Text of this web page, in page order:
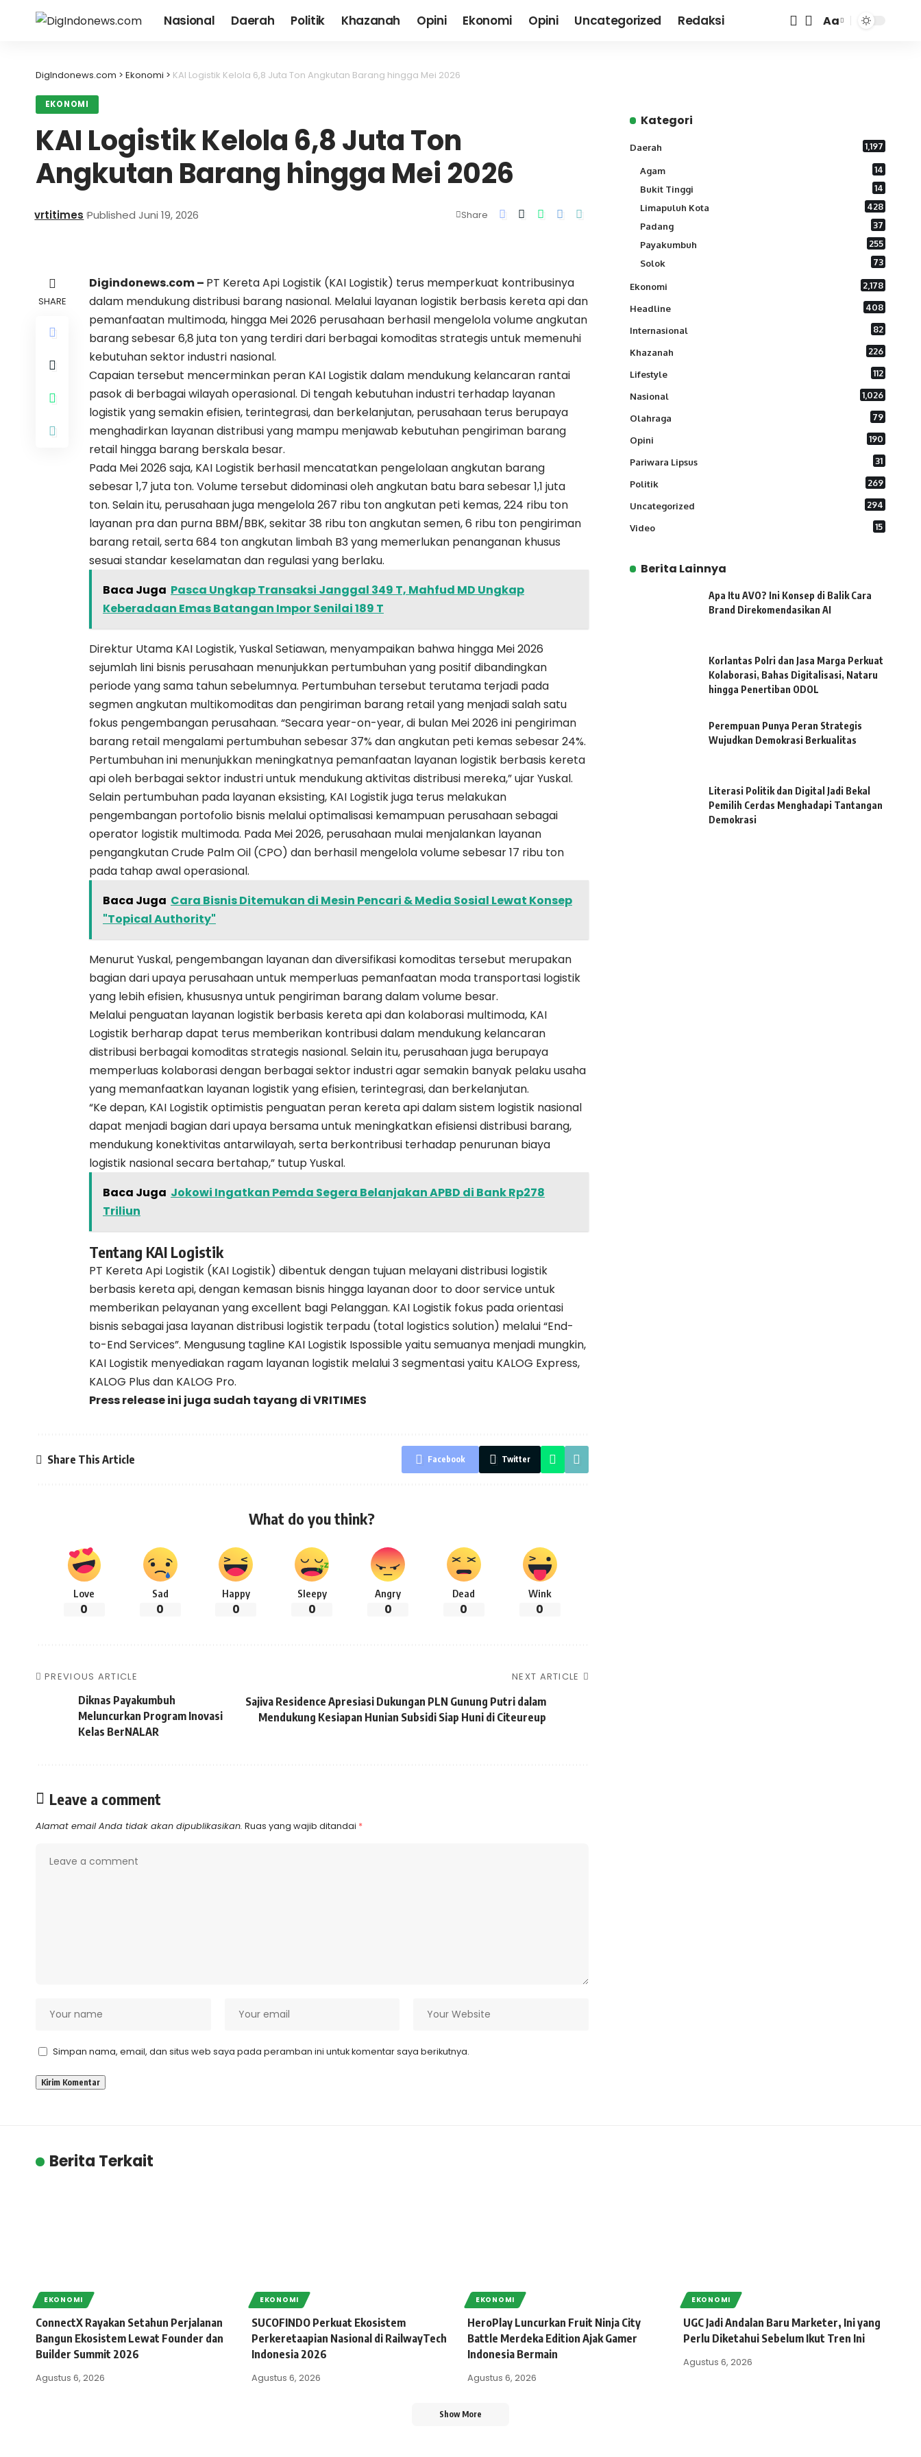
Nasional Daerah Politik Khazanah Opini Ekonomi Opini Uncategorized Redaksi
Font
Aa
DigIndonews.com > Ekonomi > KAI Logistik Kelola 6,8 Juta Ton Angkutan Barang hingga Mei 2026
EKONOMI
KAI Logistik Kelola 6,8 Juta Ton
Angkutan Barang hingga Mei 2026
vrtitimes Published Juni 19, 2026 Share
SHARE
Digindonews.com – PT Kereta Api Logistik (KAI Logistik) terus memperkuat kontribusinya
dalam mendukung distribusi barang nasional. Melalui layanan logistik berbasis kereta api dan
pemanfaatan multimoda, hingga Mei 2026 perusahaan berhasil mengelola volume angkutan
barang sebesar 6,8 juta ton yang terdiri dari berbagai komoditas strategis untuk memenuhi
kebutuhan sektor industri nasional.
Capaian tersebut mencerminkan peran KAI Logistik dalam mendukung kelancaran rantai
pasok di berbagai wilayah operasional. Di tengah kebutuhan industri terhadap layanan
logistik yang semakin efisien, terintegrasi, dan berkelanjutan, perusahaan terus berupaya
menghadirkan layanan distribusi yang mampu menjawab kebutuhan pengiriman barang
retail hingga barang berskala besar.
Pada Mei 2026 saja, KAI Logistik berhasil mencatatkan pengelolaan angkutan barang
sebesar 1,7 juta ton. Volume tersebut didominasi oleh angkutan batu bara sebesar 1,1 juta
ton. Selain itu, perusahaan juga mengelola 267 ribu ton angkutan peti kemas, 224 ribu ton
layanan pra dan purna BBM/BBK, sekitar 38 ribu ton angkutan semen, 6 ribu ton pengiriman
barang retail, serta 684 ton angkutan limbah B3 yang memerlukan penanganan khusus
sesuai standar keselamatan dan regulasi yang berlaku.
Baca Juga Pasca Ungkap Transaksi Janggal 349 T, Mahfud MD Ungkap
Keberadaan Emas Batangan Impor Senilai 189 T
Direktur Utama KAI Logistik, Yuskal Setiawan, menyampaikan bahwa hingga Mei 2026
sejumlah lini bisnis perusahaan menunjukkan pertumbuhan yang positif dibandingkan
periode yang sama tahun sebelumnya. Pertumbuhan tersebut terutama terjadi pada
segmen angkutan multikomoditas dan pengiriman barang retail yang menjadi salah satu
fokus pengembangan perusahaan. “Secara year-on-year, di bulan Mei 2026 ini pengiriman
barang retail mengalami pertumbuhan sebesar 37% dan angkutan peti kemas sebesar 24%.
Pertumbuhan ini menunjukkan meningkatnya pemanfaatan layanan logistik berbasis kereta
api oleh berbagai sektor industri untuk mendukung aktivitas distribusi mereka,” ujar Yuskal.
Selain pertumbuhan pada layanan eksisting, KAI Logistik juga terus melakukan
pengembangan portofolio bisnis melalui optimalisasi kemampuan perusahaan sebagai
operator logistik multimoda. Pada Mei 2026, perusahaan mulai menjalankan layanan
pengangkutan Crude Palm Oil (CPO) dan berhasil mengelola volume sebesar 17 ribu ton
pada tahap awal operasional.
Baca Juga Cara Bisnis Ditemukan di Mesin Pencari & Media Sosial Lewat Konsep
"Topical Authority"
Menurut Yuskal, pengembangan layanan dan diversifikasi komoditas tersebut merupakan
bagian dari upaya perusahaan untuk memperluas pemanfaatan moda transportasi logistik
yang lebih efisien, khususnya untuk pengiriman barang dalam volume besar.
Melalui penguatan layanan logistik berbasis kereta api dan kolaborasi multimoda, KAI
Logistik berharap dapat terus memberikan kontribusi dalam mendukung kelancaran
distribusi berbagai komoditas strategis nasional. Selain itu, perusahaan juga berupaya
memperluas kolaborasi dengan berbagai sektor industri agar semakin banyak pelaku usaha
yang memanfaatkan layanan logistik yang efisien, terintegrasi, dan berkelanjutan.
“Ke depan, KAI Logistik optimistis penguatan peran kereta api dalam sistem logistik nasional
dapat menjadi bagian dari upaya bersama untuk meningkatkan efisiensi distribusi barang,
mendukung konektivitas antarwilayah, serta berkontribusi terhadap penurunan biaya
logistik nasional secara bertahap,” tutup Yuskal.
Baca Juga Jokowi Ingatkan Pemda Segera Belanjakan APBD di Bank Rp278
Triliun
Tentang KAI Logistik
PT Kereta Api Logistik (KAI Logistik) dibentuk dengan tujuan melayani distribusi logistik
berbasis kereta api, dengan kemasan bisnis hingga layanan door to door service untuk
memberikan pelayanan yang excellent bagi Pelanggan. KAI Logistik fokus pada orientasi
bisnis sebagai jasa layanan distribusi logistik terpadu (total logistics solution) melalui “End-
to-End Services”. Mengusung tagline KAI Logistik Ispossible yaitu semuanya menjadi mungkin,
KAI Logistik menyediakan ragam layanan logistik melalui 3 segmentasi yaitu KALOG Express,
KALOG Plus dan KALOG Pro.
Press release ini juga sudah tayang diVRITIMES
Share This Article Facebook Twitter
What do you think?
Love
0
Sad
0
Happy
0
Sleepy
0
Angry
0
Dead
0
Wink
0
PREVIOUS ARTICLE
Diknas Payakumbuh
Meluncurkan Program Inovasi
Kelas BerNALAR
NEXT ARTICLE
Sajiva Residence Apresiasi Dukungan PLN Gunung Putri dalam
Mendukung Kesiapan Hunian Subsidi Siap Huni di Citeureup
Leave a comment
Alamat email Anda tidak akan dipublikasikan. Ruas yang wajib ditandai *
Simpan nama, email, dan situs web saya pada peramban ini untuk komentar saya berikutnya.
Kategori
Daerah 1,197
Agam
14
Bukit Tinggi
14
Limapuluh Kota
428
Padang
37
Payakumbuh
255
Solok
73
Ekonomi 2,178
Headline 408
Internasional 82
Khazanah 226
Lifestyle 112
Nasional 1,026
Olahraga 79
Opini 190
Pariwara Lipsus 31
Politik 269
Uncategorized 294
Video 15
Berita Lainnya
Apa Itu AVO? Ini Konsep di Balik Cara
Brand Direkomendasikan AI
Korlantas Polri dan Jasa Marga Perkuat
Kolaborasi, Bahas Digitalisasi, Nataru
hingga Penertiban ODOL
Perempuan Punya Peran Strategis
Wujudkan Demokrasi Berkualitas
Literasi Politik dan Digital Jadi Bekal
Pemilih Cerdas Menghadapi Tantangan
Demokrasi
Berita Terkait
EKONOMI
ConnectX Rayakan Setahun Perjalanan
Bangun Ekosistem Lewat Founder dan
Builder Summit 2026
Agustus 6, 2026
EKONOMI
SUCOFINDO Perkuat Ekosistem
Perkeretaapian Nasional di RailwayTech
Indonesia 2026
Agustus 6, 2026
EKONOMI
HeroPlay Luncurkan Fruit Ninja City
Battle Merdeka Edition Ajak Gamer
Indonesia Bermain
Agustus 6, 2026
EKONOMI
UGC Jadi Andalan Baru Marketer, Ini yang
Perlu Diketahui Sebelum Ikut Tren Ini
Agustus 6, 2026
Show More